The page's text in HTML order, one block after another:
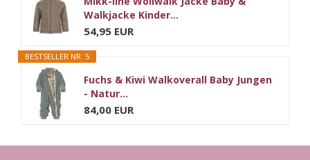
Walkjacke Kinder...
54,95 EUR
BESTSELLER NR. 5
Fuchs & Kiwi Walkoverall Baby Jungen
- Natur...
84,00 EUR